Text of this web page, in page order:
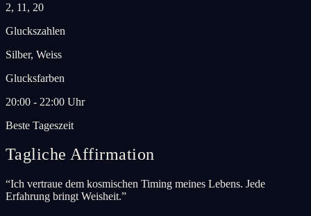
2, 11, 20
Gluckszahlen
Silber, Weiss
Glucksfarben
20:00 - 22:00 Uhr
Beste Tageszeit
Tagliche Affirmation
“Ich vertraue dem kosmischen Timing meines Lebens. Jede
Erfahrung bringt Weisheit.”